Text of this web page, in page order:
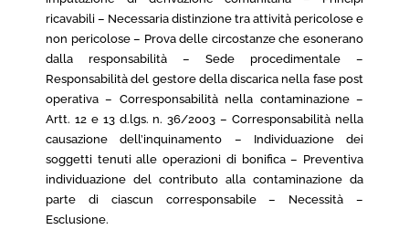
ricavabili – Necessaria distinzione tra attività pericolose e
non pericolose – Prova delle circostanze che esonerano
dalla responsabilità – Sede procedimentale –
Responsabilità del gestore della discarica nella fase post
operativa – Corresponsabilità nella contaminazione –
Artt. 12 e 13 d.lgs. n. 36/2003 – Corresponsabilità nella
causazione dell’inquinamento – Individuazione dei
soggetti tenuti alle operazioni di bonifica – Preventiva
individuazione del contributo alla contaminazione da
parte di ciascun corresponsabile – Necessità –
Esclusione.